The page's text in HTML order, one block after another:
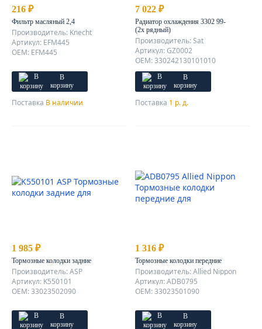
216 ₽
Фильтр масляный 2,4
Производитель: Knecht
Артикул: EFM445
OEM: EFM445
В
корзину
Поставка В наличии
7 022 ₽
Радиатор охлаждения 3302 99-
(2х рядный)
Производитель: Sat
Артикул: GZ0002
OEM: 330242130101010
В
корзину
Поставка 1 р. д.
1 985 ₽
Тормозные колодки задние
Производитель: ASP
Артикул: K550101
OEM: 33023502090
В
корзину
1 316 ₽
Тормозные колодки передние
Производитель: Allied Nippon
Артикул: ADB0795
OEM: 33023501090
В
корзину